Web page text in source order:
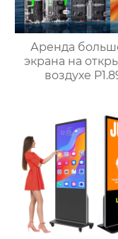
Аренда
экрана на
воздухе